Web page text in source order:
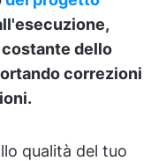
dello
correzioni
qualità del tuo